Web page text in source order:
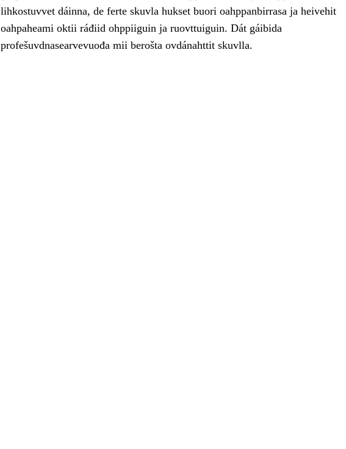
lihkostuvvet dáinna, de ferte skuvla hukset buori oahppanbirrasa ja heivehit
oahpaheami oktii ráđiid ohppiiguin ja ruovttuiguin. Dát gáibida
profešuvdnasearvevuođa mii berošta ovdánahttit skuvlla.